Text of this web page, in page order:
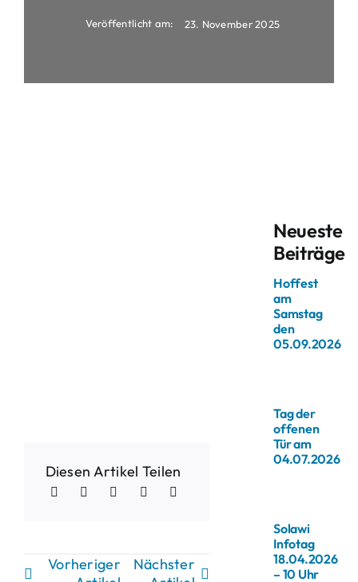
Veröffentlicht am: 23. November 2025
Diesen Artikel Teilen
Vorheriger
Nächster
Neueste
Beiträge
Hoffest
am
Samstag
den
05.09.2026
Tag der
offenen
Tür am
04.07.2026
Solawi
Infotag
18.04.2026
– 10 Uhr